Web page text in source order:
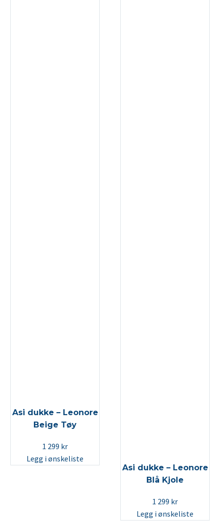
Asi dukke – Leonore
Beige Tøy
1 299 kr
Legg i ønskeliste
Asi dukke – Leonore
Blå Kjole
1 299 kr
Legg i ønskeliste